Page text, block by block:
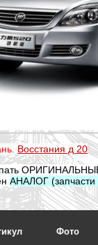
Восстания д 20
АНАЛОГ (запчасти
Фото